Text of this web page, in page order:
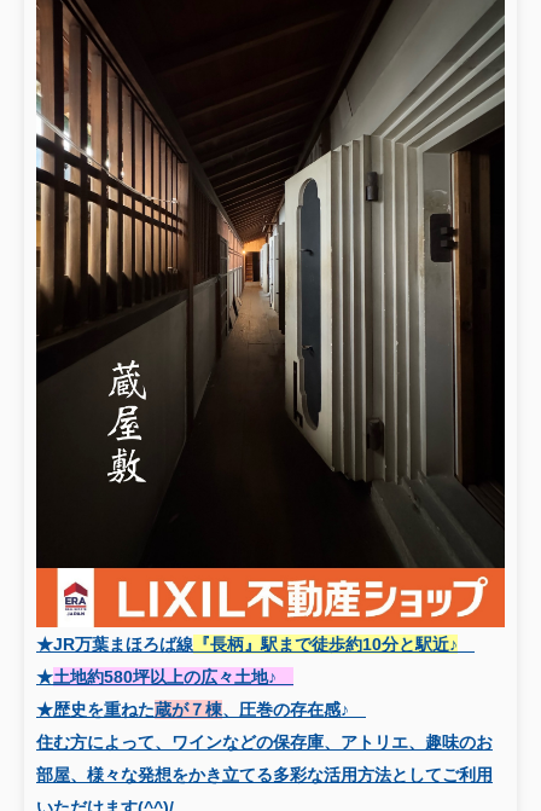
★JR万葉まほろば線 『長柄』駅まで徒歩約10分と駅近♪
★土地約580坪以上の広々土地♪
★歴史を重ねた蔵が７棟、圧巻の存在感♪
住む方によって、ワインなどの保存庫、アトリエ、趣味のお
部屋、様々な発想をかき立てる多彩な活用方法としてご利用